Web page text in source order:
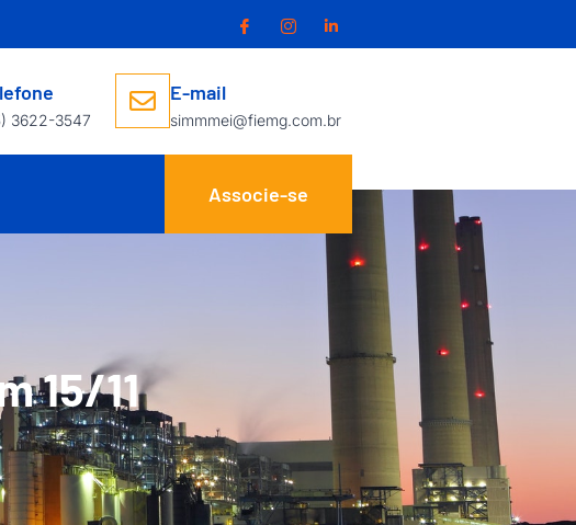
3622-3547
E-mail
simmmei@fiemg.com.br
Associe-se
15/11